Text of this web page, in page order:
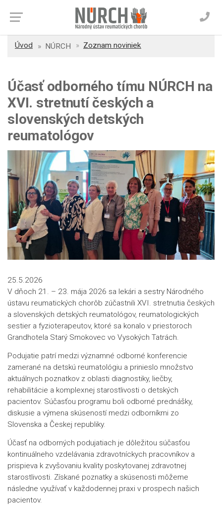
Úvod NÚRCH Zoznam noviniek
Účasť odborného tímu NÚRCH na
XVI. stretnutí českých a
slovenských detských
reumatológov
25.5.2026
V dňoch 21. – 23. mája 2026 sa lekári a sestry Národného
ústavu reumatických chorôb zúčastnili XVI. stretnutia českých
a slovenských detských reumatológov, reumatologických
sestier a fyzioterapeutov, ktoré sa konalo v priestoroch
Grandhotela Starý Smokovec vo Vysokých Tatrách.
Podujatie patrí medzi významné odborné konferencie
zamerané na detskú reumatológiu a prinieslo množstvo
aktuálnych poznatkov z oblasti diagnostiky, liečby,
rehabilitácie a komplexnej starostlivosti o detských
pacientov. Súčasťou programu boli odborné prednášky,
diskusie a výmena skúseností medzi odborníkmi zo
Slovenska a Českej republiky.
Účasť na odborných podujatiach je dôležitou súčasťou
kontinuálneho vzdelávania zdravotníckych pracovníkov a
prispieva k zvyšovaniu kvality poskytovanej zdravotnej
starostlivosti. Získané poznatky a skúsenosti môžeme
následne využívať v každodennej praxi v prospech našich
pacientov.